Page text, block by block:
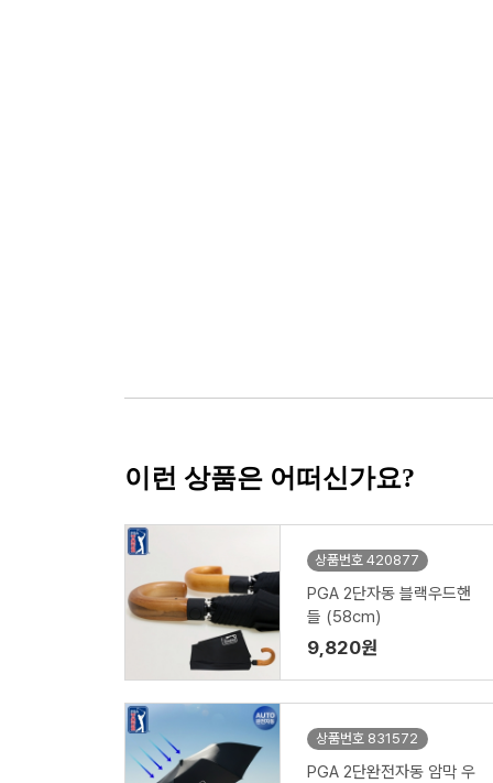
이런 상품은 어떠신가요?
상품번호 420877
PGA 2단자동 블랙우드핸
들 (58cm)
9,820원
상품번호 831572
PGA 2단완전자동 암막 우